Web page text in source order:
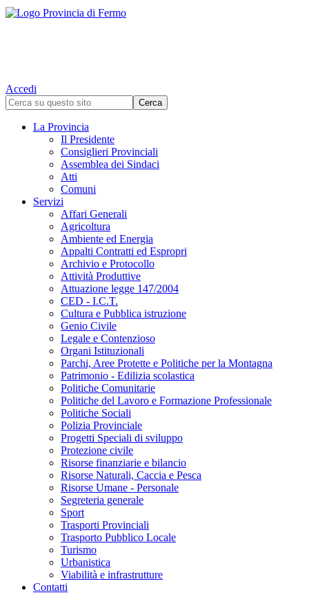
Accedi
La Provincia
Il Presidente
Consiglieri Provinciali
Assemblea dei Sindaci
Atti
Comuni
Servizi
Affari Generali
Agricoltura
Ambiente ed Energia
Appalti Contratti ed Espropri
Archivio e Protocollo
Attività Produttive
Attuazione legge 147/2004
CED - I.C.T.
Cultura e Pubblica istruzione
Genio Civile
Legale e Contenzioso
Organi Istituzionali
Parchi, Aree Protette e Politiche per la Montagna
Patrimonio - Edilizia scolastica
Politiche Comunitarie
Politiche del Lavoro e Formazione Professionale
Politiche Sociali
Polizia Provinciale
Progetti Speciali di sviluppo
Protezione civile
Risorse finanziarie e bilancio
Risorse Naturali, Caccia e Pesca
Risorse Umane - Personale
Segreteria generale
Sport
Trasporti Provinciali
Trasporto Pubblico Locale
Turismo
Urbanistica
Viabilità e infrastrutture
Contatti